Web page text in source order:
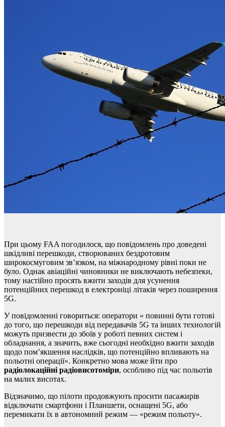
При цьому FAA погодилося, що повідомлень про доведені
шкідливі перешкоди, створюваних бездротовим
широкосмуговим зв’язком, на міжнародному рівні поки не
було. Однак авіаційні чиновники не виключають небезпеки,
тому настійно просять вжити заходів для усунення
потенційних перешкод в електроніці літаків через поширення
5G.
У повідомленні говориться: оператори « повинні бути готові
до того, що перешкоди від передавачів 5G та інших технологій
можуть призвести до збоїв у роботі певних систем і
обладнання, а значить, вже сьогодні необхідно вжити заходів
щодо пом’якшення наслідків, що потенційно впливають на
польотні операції». Конкретно мова може йти про
радіолокаційні радіовисотоміри, особливо під час польотів
на малих висотах.
Відзначимо, що пілоти продовжують просити пасажирів
відключати смартфони і Планшети, оснащені 5G, або
перемикати їх в автономний режим — «режим польоту».